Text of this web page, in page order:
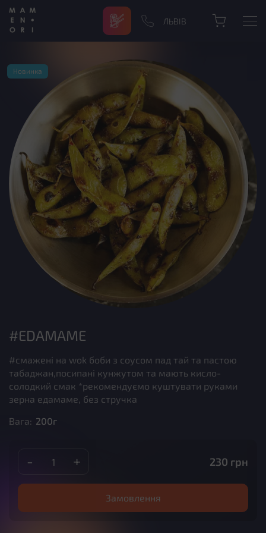
ЛЬВІВ
Новинка
#EDAMAME
#смажені на wok боби з соусом пад тай та пастою
табаджан,посипані кунжутом та мають кисло-
солодкий смак *рекомендуємо куштувати руками
зерна едамаме, без стручка
Вага: 200г
- + 230 грн
Замовлення